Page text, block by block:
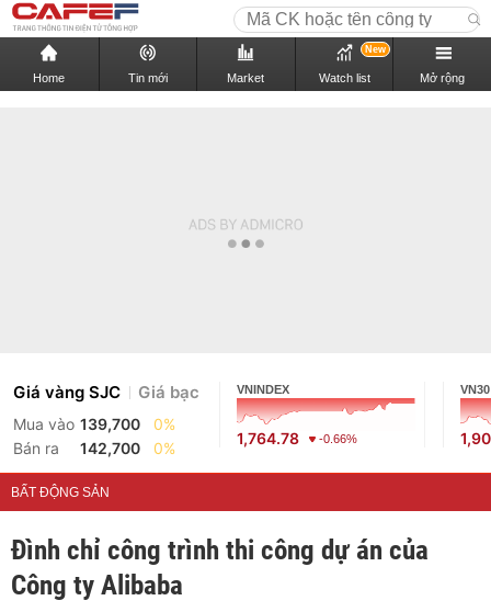
Home Tin mới Market Watch list
New
Mở rộng
Giá vàng SJC Giá bạc
Mua vào 139,700
0%
Bán ra
142,700 0%
VNINDEX
1,764.78 -0.66%
VN30
BẤT ĐỘNG SẢN
Đình chỉ công trình thi công dự án của
Công ty Alibaba